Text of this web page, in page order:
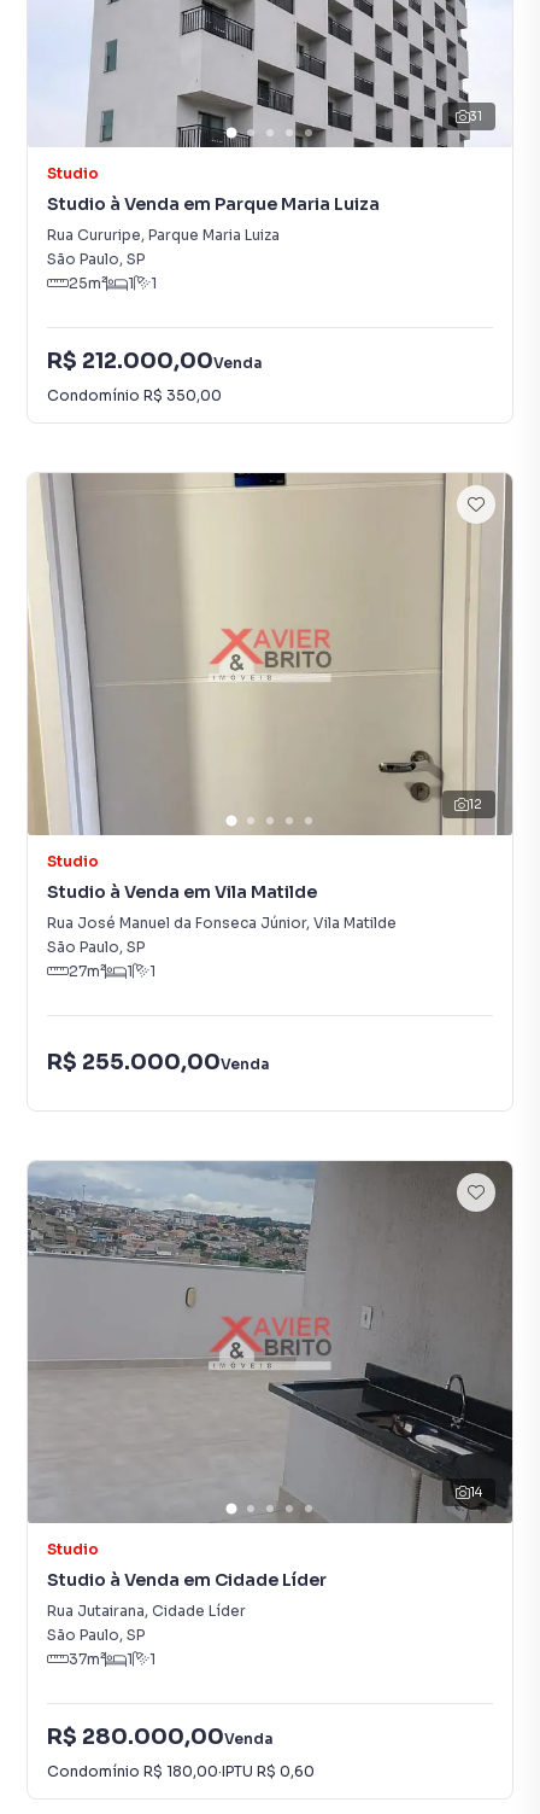
31
Studio
Studio à Venda em Parque Maria Luiza
Rua Cururipe, Parque Maria Luiza
São Paulo, SP
25m² 1 1
R$ 212.000,00Venda
Condomínio R$ 350,00
12
Studio
Studio à Venda em Vila Matilde
Rua José Manuel da Fonseca Júnior, Vila Matilde
São Paulo, SP
27m² 1 1
R$ 255.000,00Venda
14
Studio
Studio à Venda em Cidade Líder
Rua Jutairana, Cidade Líder
São Paulo, SP
37m² 1 1
R$ 280.000,00Venda
Condomínio R$ 180,00·IPTU R$ 0,60